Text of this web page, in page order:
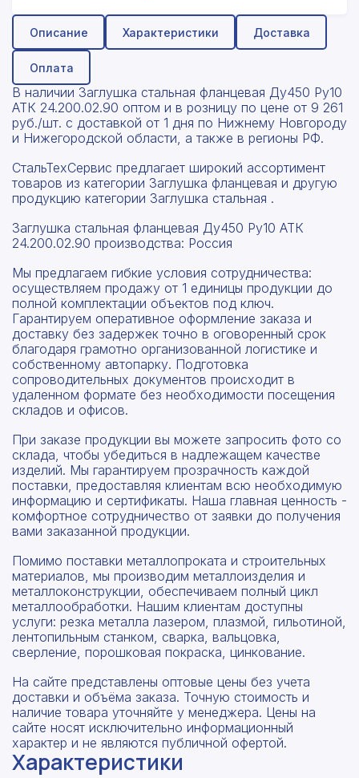
Описание Характеристики Доставка
Оплата
В наличии Заглушка стальная фланцевая Ду450 Ру10
АТК 24.200.02.90 оптом и в розницу по цене от 9 261
руб./шт. с доставкой от 1 дня по Нижнему Новгороду
и Нижегородской области, а также в регионы РФ.
СтальТехСервис предлагает широкий ассортимент
товаров из категории Заглушка фланцевая и другую
продукцию категории Заглушка стальная .
Заглушка стальная фланцевая Ду450 Ру10 АТК
24.200.02.90 производства: Россия
Мы предлагаем гибкие условия сотрудничества:
осуществляем продажу от 1 единицы продукции до
полной комплектации объектов под ключ.
Гарантируем оперативное оформление заказа и
доставку без задержек точно в оговоренный срок
благодаря грамотно организованной логистике и
собственному автопарку. Подготовка
сопроводительных документов происходит в
удаленном формате без необходимости посещения
складов и офисов.
При заказе продукции вы можете запросить фото со
склада, чтобы убедиться в надлежащем качестве
изделий. Мы гарантируем прозрачность каждой
поставки, предоставляя клиентам всю необходимую
информацию и сертификаты. Наша главная ценность -
комфортное сотрудничество от заявки до получения
вами заказанной продукции.
Помимо поставки металлопроката и строительных
материалов, мы производим металлоизделия и
металлоконструкции, обеспечиваем полный цикл
металлообработки. Нашим клиентам доступны
услуги: резка металла лазером, плазмой, гильотиной,
лентопильным станком, сварка, вальцовка,
сверление, порошковая покраска, цинкование.
На сайте представлены оптовые цены без учета
доставки и объёма заказа. Точную стоимость и
наличие товара уточняйте у менеджера. Цены на
сайте носят исключительно информационный
характер и не являются публичной офертой.
Характеристики